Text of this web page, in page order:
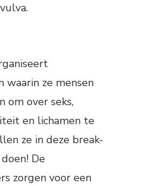
waarin ze mensen
om over seks,
en lichamen te
ze in deze break-
De
zorgen voor een